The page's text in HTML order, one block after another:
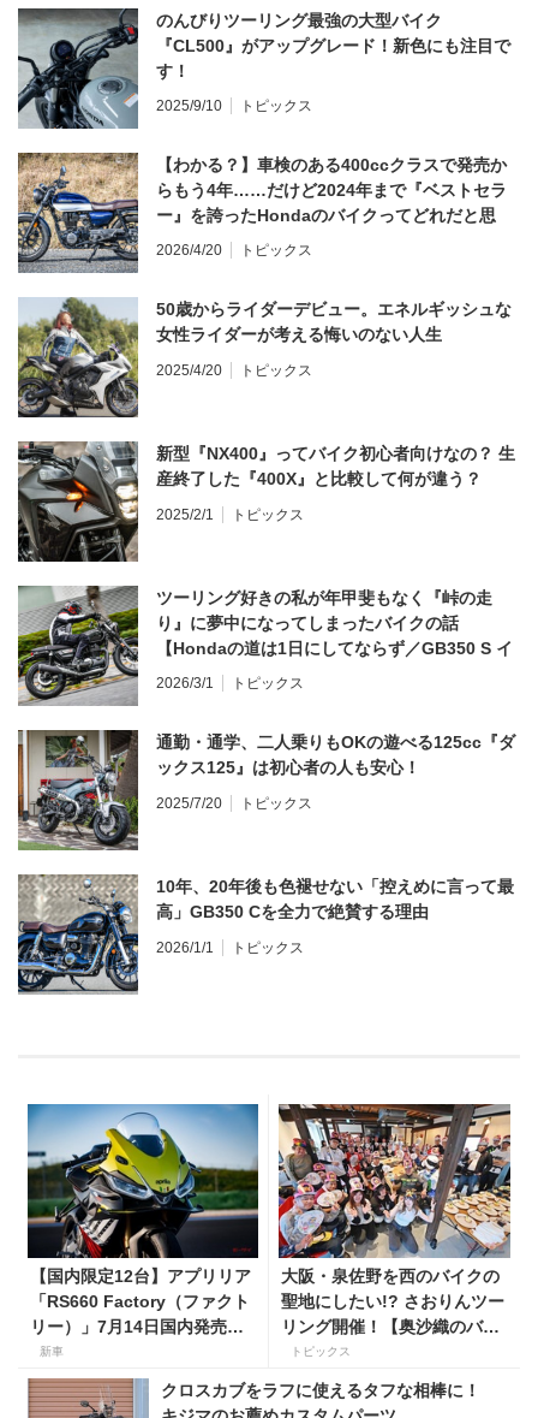
のんびりツーリング最強の大型バイク
『CL500』がアップグレード！新色にも注目で
す！
2025/9/10 トピックス
【わかる？】車検のある400ccクラスで発売か
らもう4年……だけど2024年まで『ベストセラ
ー』を誇ったHondaのバイクってどれだと思
う？
2026/4/20 トピックス
50歳からライダーデビュー。エネルギッシュな
女性ライダーが考える悔いのない人生
2025/4/20 トピックス
新型『NX400』ってバイク初心者向けなの？ 生
産終了した『400X』と比較して何が違う？
2025/2/1 トピックス
ツーリング好きの私が年甲斐もなく『峠の走
り』に夢中になってしまったバイクの話
【Hondaの道は1日にしてならず／GB350 S イ
ンプレ・レビュー 前編】
2026/3/1 トピックス
通勤・通学、二人乗りもOKの遊べる125cc『ダ
ックス125』は初心者の人も安心！
2025/7/20 トピックス
10年、20年後も色褪せない「控えめに言って最
高」GB350 Cを全力で絶賛する理由
2026/1/1 トピックス
【国内限定12台】アプリリア
「RS660 Factory（ファクト
リー）」7月14日国内発売開
始！ オーリンズ＆ウィングレ
ット搭載の上級仕様は価格
198万円！
新車
大阪・泉佐野を西のバイクの
聖地にしたい!? さおりんツー
リング開催！【奥沙織のバイ
ク日和第３回】
トピックス
クロスカブをラフに使えるタフな相棒に！